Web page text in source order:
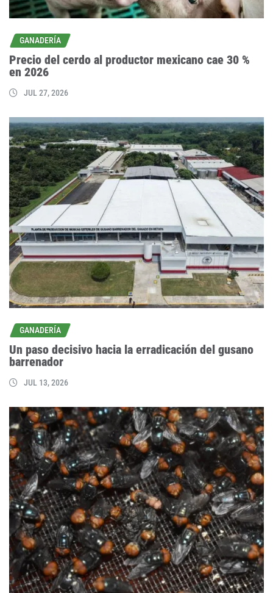
GANADERÍA
Precio del cerdo al productor mexicano cae 30 %
en 2026
JUL 27, 2026
GANADERÍA
Un paso decisivo hacia la erradicación del gusano
barrenador
JUL 13, 2026